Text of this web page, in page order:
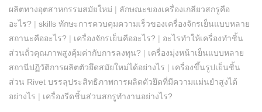
ผลิตทางอุตสาหกรรมสมัยใหม่ | ลักษณะของเครื่องเกลียวสกรูคือ
อะไร? | skills ทักษะการควบคุมความเร็วของเครื่องจักรเย็นแบบหลาย
สถานะคืออะไร? | เครื่องจักรเย็นคืออะไร? | อะไรทำให้เครื่องทำชิ้น
ส่วนถั่วคุณภาพสูงคุ้มค่ากับการลงทุน? | เครื่องมุ่งหน้าเย็นแบบหลาย
สถานีปฏิวัติการผลิตตัวยึดสมัยใหม่ได้อย่างไร | เครื่องขึ้นรูปเย็นชิ้น
ส่วน Rivet บรรลุประสิทธิภาพการผลิตตัวยึดที่มีความแม่นยำสูงได้
อย่างไร | เครื่องรีดชิ้นส่วนสกรูทำงานอย่างไร?